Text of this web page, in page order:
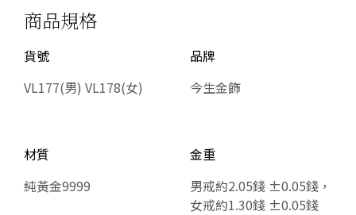
商品規格
貨號
VL177(男) VL178(女)
品牌
今生金飾
材質
純黃金9999
金重
男戒約2.05錢 ±0.05錢，
女戒約1.30錢 ±0.05錢